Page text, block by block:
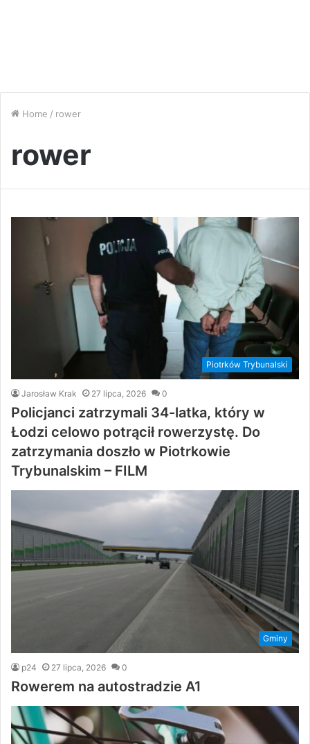
Home / rower
rower
Piotrków Trybunalski
Jarosław Krak 27 lipca, 2026 0
Policjanci zatrzymali 34-latka, który w
Łodzi celowo potrącił rowerzystę. Do
zatrzymania doszło w Piotrkowie
Trybunalskim – FILM
Gminy
p24 27 lipca, 2026 0
Rowerem na autostradzie A1